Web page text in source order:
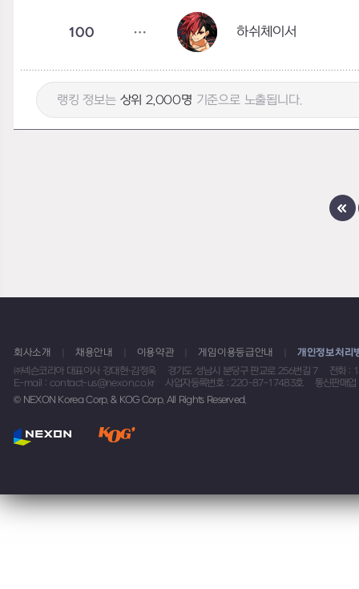
100 하쉬체이서
랭킹 정보는 상위 2,000명 기준으로 노출됩니다.
회사소개 채용안내 이용약관 게임이용등급안내
개인정보처리
㈜넥슨코리아 대표이사 강대현·김정욱
경기도 성남시 분당구 판교로 256번길 7
전화 :
E-mail : contact-us@nexon.co.kr
사업자등록번호 : 220-87-17483호
통신판매
© NEXON Korea Corp. & KOG Corp. All Rights Reserved.